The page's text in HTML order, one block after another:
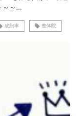
～～...
成約率 整体院